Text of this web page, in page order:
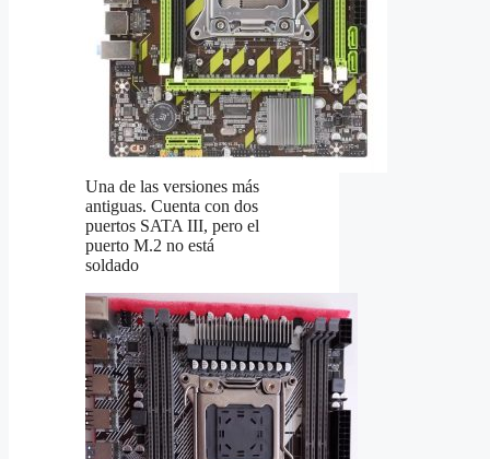
Una de las versiones más
antiguas. Cuenta con dos
puertos SATA III, pero el
puerto M.2 no está
soldado